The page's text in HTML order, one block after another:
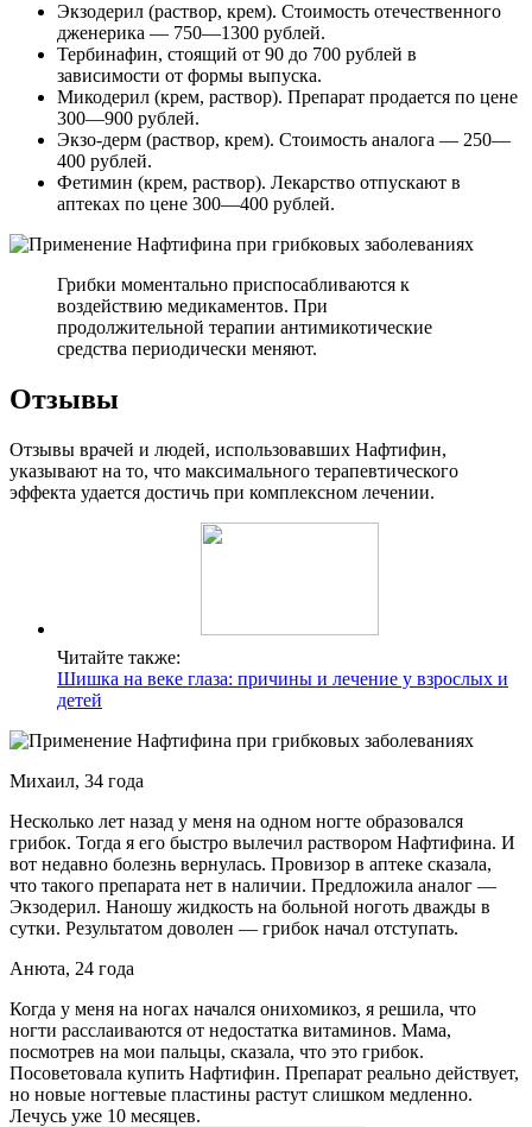
Экзодерил (раствор, крем). Стоимость отечественного
дженерика — 750—1300 рублей.
Тербинафин, стоящий от 90 до 700 рублей в
зависимости от формы выпуска.
Микодерил (крем, раствор). Препарат продается по цене
300—900 рублей.
Экзо-дерм (раствор, крем). Стоимость аналога — 250—
400 рублей.
Фетимин (крем, раствор). Лекарство отпускают в
аптеках по цене 300—400 рублей.
Грибки моментально приспосабливаются к
воздействию медикаментов. При
продолжительной терапии антимикотические
средства периодически меняют.
Отзывы
Отзывы врачей и людей, использовавших Нафтифин,
указывают на то, что максимального терапевтического
эффекта удается достичь при комплексном лечении.
Читайте также:
Шишка на веке глаза: причины и лечение у взрослых и
детей
Михаил, 34 года
Несколько лет назад у меня на одном ногте образовался
грибок. Тогда я его быстро вылечил раствором Нафтифина. И
вот недавно болезнь вернулась. Провизор в аптеке сказала,
что такого препарата нет в наличии. Предложила аналог —
Экзодерил. Наношу жидкость на больной ноготь дважды в
сутки. Результатом доволен — грибок начал отступать.
Анюта, 24 года
Когда у меня на ногах начался онихомикоз, я решила, что
ногти расслаиваются от недостатка витаминов. Мама,
посмотрев на мои пальцы, сказала, что это грибок.
Посоветовала купить Нафтифин. Препарат реально действует,
но новые ногтевые пластины растут слишком медленно.
Лечусь уже 10 месяцев.